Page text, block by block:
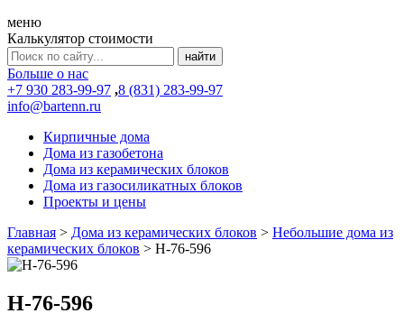
меню
Калькулятор стоимости
Больше о нас
+7 930 283-99-97 ,8 (831) 283-99-97
info@bartenn.ru
Кирпичные дома
Дома из газобетона
Дома из керамических блоков
Дома из газосиликатных блоков
Проекты и цены
Главная > Дома из керамических блоков > Небольшие дома из
керамических блоков > Н-76-596
Н-76-596